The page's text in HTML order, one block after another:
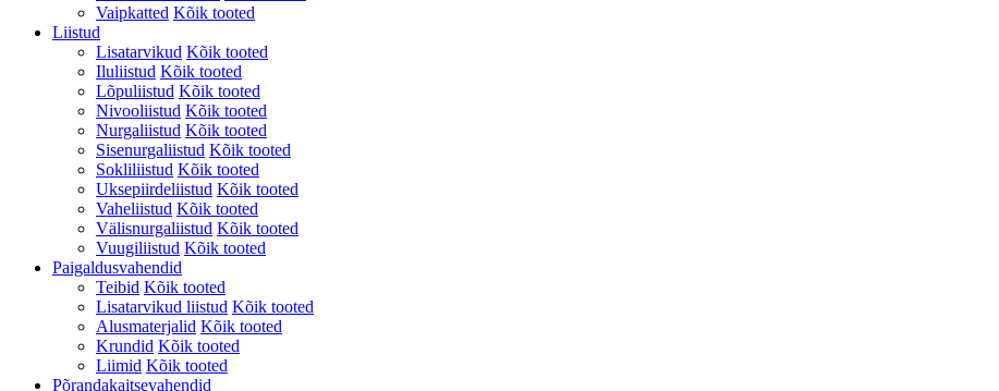
Vaipkatted Kõik tooted
Liistud
Lisatarvikud Kõik tooted
Iluliistud Kõik tooted
Lõpuliistud Kõik tooted
Nivooliistud Kõik tooted
Nurgaliistud Kõik tooted
Sisenurgaliistud Kõik tooted
Sokliliistud Kõik tooted
Uksepiirdeliistud Kõik tooted
Vaheliistud Kõik tooted
Välisnurgaliistud Kõik tooted
Vuugiliistud Kõik tooted
Paigaldusvahendid
Teibid Kõik tooted
Lisatarvikud liistud Kõik tooted
Alusmaterjalid Kõik tooted
Krundid Kõik tooted
Liimid Kõik tooted
Põrandakaitsevahendid